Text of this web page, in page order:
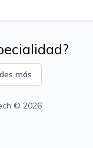
más
© 2026